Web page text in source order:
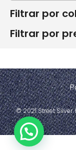
Filtrar por
Filtrar por
© 2021 Street